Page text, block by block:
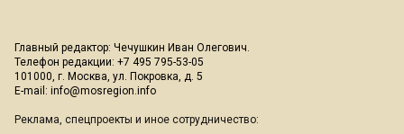
Главный редактор: Чечушкин Иван Олегович.
Телефон редакции: +7 495 795-53-05
101000, г. Москва, ул. Покровка, д. 5
E-mail: info@mosregion.info
Реклама, спецпроекты и иное сотрудничество: